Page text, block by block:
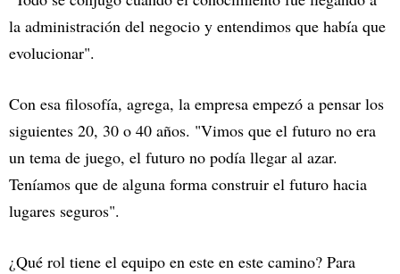
la administración del negocio y entendimos que había que
evolucionar".
Con esa filosofía, agrega, la empresa empezó a pensar los
siguientes 20, 30 o 40 años. "Vimos que el futuro no era
un tema de juego, el futuro no podía llegar al azar.
Teníamos que de alguna forma construir el futuro hacia
lugares seguros".
¿Qué rol tiene el equipo en este en este camino? Para